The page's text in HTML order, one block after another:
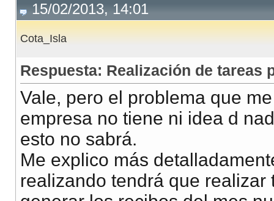
15/02/2013, 14:01
Cota_Isla
Respuesta: Realización de tareas
Vale, pero el problema que
empresa no tiene ni idea d
esto no sabrá.
Me explico más
realizando tendrá que